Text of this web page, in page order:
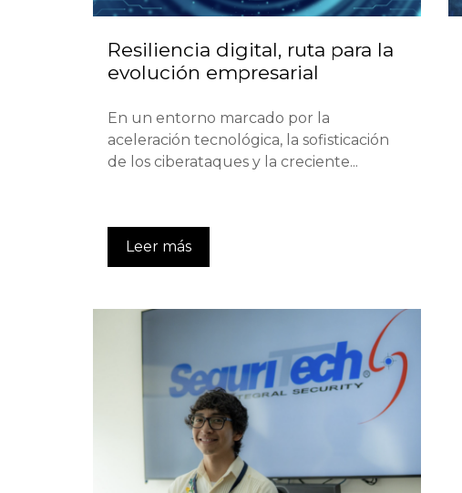
Resiliencia digital, ruta para la
evolución empresarial
En un entorno marcado por la
aceleración tecnológica, la sofisticación
de los ciberataques y la creciente...
Leer más